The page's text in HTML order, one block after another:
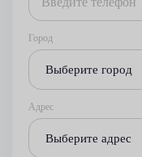
Город
Выберите город
Адрес
Выберите адрес